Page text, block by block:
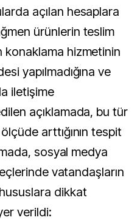
açılan hesaplara
ürünlerin teslim
konaklama hizmetinin
yapılmadığına ve
iletişime
açıklamada, bu tür
arttığının tespit
sosyal medya
vatandaşların
dikkat
verildi: